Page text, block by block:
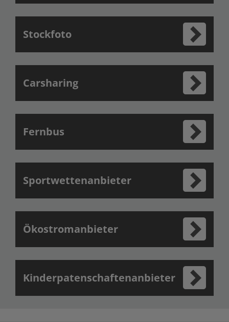
Stockfoto
Carsharing
Fernbus
Sportwettenanbieter
Ökostromanbieter
Kinderpatenschaftenanbieter